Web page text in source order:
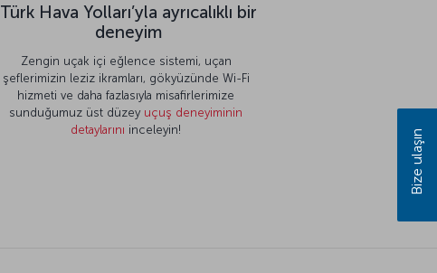
Türk Hava Yolları’yla ayrıcalıklı bir
deneyim
Zengin uçak içi eğlence sistemi, uçan
şeflerimizin leziz ikramları, gökyüzünde Wi-Fi
hizmeti ve daha fazlasıyla misafirlerimize
sunduğumuz üst düzey uçuş deneyiminin
detaylarını inceleyin! Bize ulaşın